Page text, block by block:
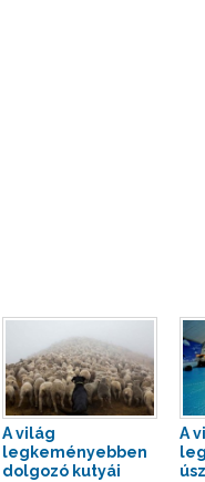
A világ
legkeményebben
dolgozó kutyái
A